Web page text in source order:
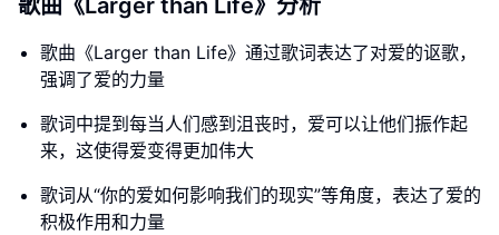
歌曲《Larger than Life》分析
歌曲《Larger than Life》通过歌词表达了对爱的讴歌，
强调了爱的力量
歌词中提到每当人们感到沮丧时，爱可以让他们振作起
来，这使得爱变得更加伟大
歌词从“你的爱如何影响我们的现实”等角度，表达了爱的
积极作用和力量